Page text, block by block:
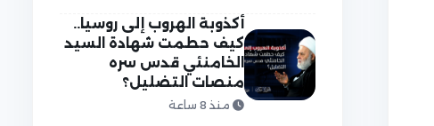
أكذوبة الهروب إلى روسيا..
كيف حطمت شهادة السيد
الخامنئي قدس سره
منصات التضليل؟
منذ 8 ساعة